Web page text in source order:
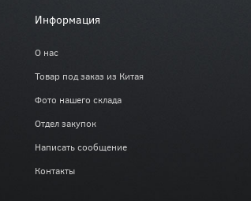
Информация
О нас
Товар под заказ из Китая
Фото нашего склада
Отдел закупок
Написать сообщение
Контакты